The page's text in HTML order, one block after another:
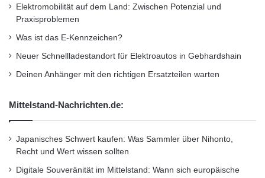
saugfähiges Material mit der offenen
Zellstruktur ist der Schwamm besonders
Insektenschmutz, der wie Schmirgelpapier
kommt die praktische Rückseite mit der
Netzoberfläche zum Einsatz.
Elektromobilität auf dem Land: Zwischen Potenzial und
Praxisproblemen
Was ist das E-Kennzeichen?
Neuer Schnellladestandort für Elektroautos in Gebhardshain
Deinen Anhänger mit den richtigen Ersatzteilen warten
Mittelstand-Nachrichten.de:
Japanisches Schwert kaufen: Was Sammler über Nihonto,
Recht und Wert wissen sollten
Digitale Souveränität im Mittelstand: Wann sich europäische